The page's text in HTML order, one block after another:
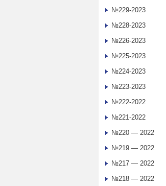
№229-2023
№228-2023
№226-2023
№225-2023
№224-2023
№223-2023
№222-2022
№221-2022
№220 — 2022
№219 — 2022
№217 — 2022
№218 — 2022